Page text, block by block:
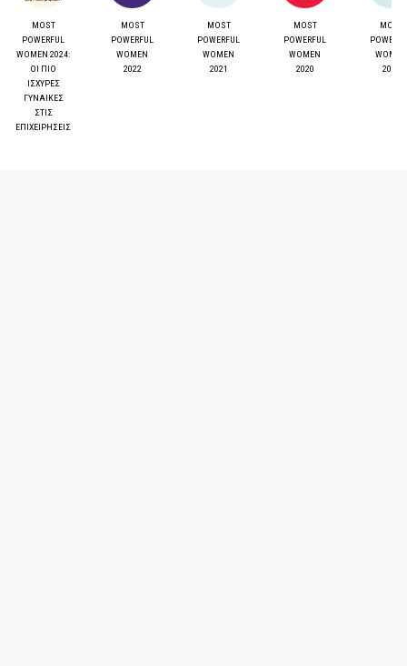
MOST
POWERFUL
WOMEN 2024:
ΟΙ ΠΙΟ
ΙΣΧΥΡΕΣ
ΓΥΝΑΙΚΕΣ
ΣΤΙΣ
ΕΠΙΧΕΙΡΗΣΕΙΣ
MOST
POWERFUL
WOMEN
2022
MOST
POWERFUL
WOMEN
2021
MOST
POWERFUL
WOMEN
2020
MOST
WOMEN
2019